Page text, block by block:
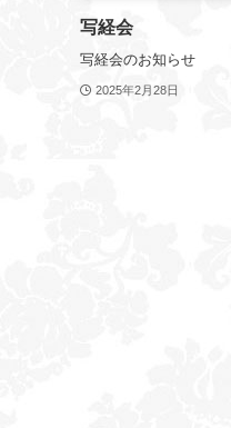
写経会
写経会のお知らせ
2025年2月28日